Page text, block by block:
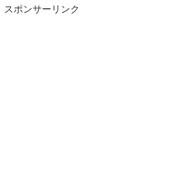
スポンサーリンク